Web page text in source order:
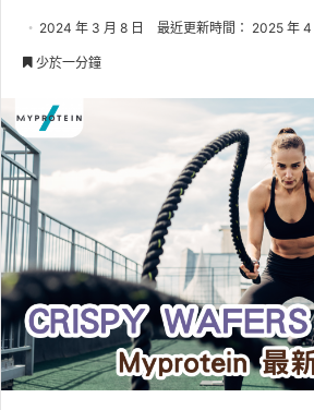
2024 年 3 月 8 日 最近更新時間： 2025 年 4
少於一分鐘